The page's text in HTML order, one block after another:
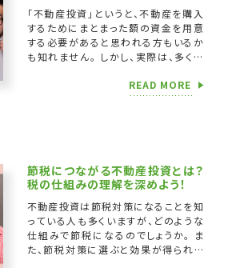
「不動産投資」というと、不動産を購入
するためにまとまった額の資金を用意
する必要があると思われる方もいるか
も知れません。 しかし、実際は、多くの
始めます。 金融機関からの融資は、不
READ MORE
節税につながる不動産投資とは？
税の仕組みの理解を深めよう！
不動産投資は節税対策になることを知
っている人も多くいますが、どのような
仕組みで節税になるのでしょうか。 ま
た、節税対策に選ぶと効果が得られや